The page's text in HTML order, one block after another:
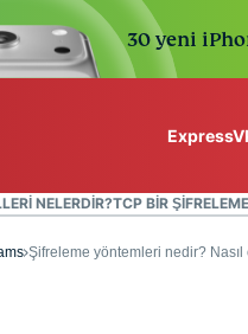
30 yeni
ExpressVPN for Teams
to deploy, simple to
NELERDIR?TCP BIR
Şifreleme yöntemleri nedir? Nasıl